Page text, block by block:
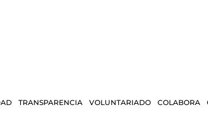
TRANSPARENCIA VOLUNTARIADO COLABORA